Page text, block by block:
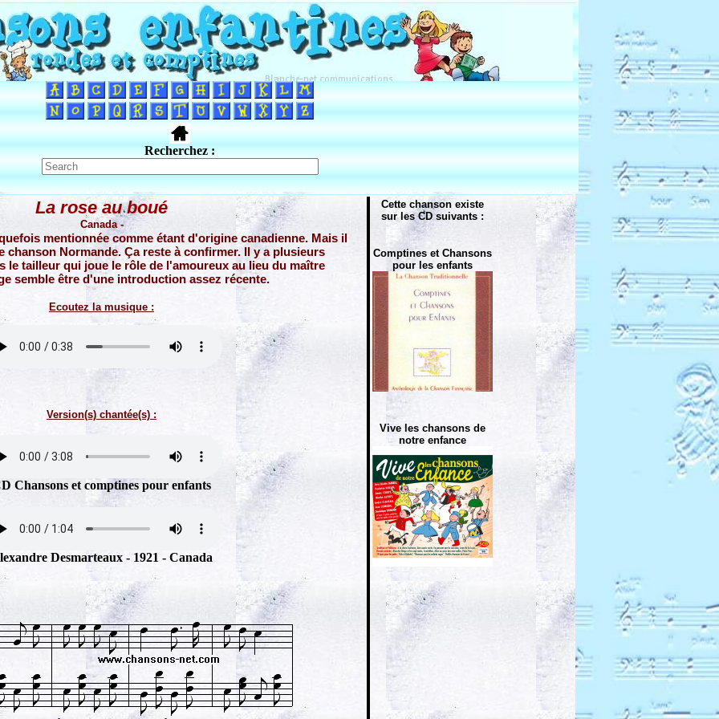
Recherchez :
La rose au boué
Canada -
mentionnée comme étant d'origine canadienne. Mais il
chanson Normande. Ça reste à confirmer. Il y a plusieurs
le tailleur qui joue le rôle de l'amoureux au lieu du maître
semble être d'une introduction assez récente.
Ecoutez la musique :
Version(s) chantée(s) :
Chansons et comptines pour enfants
Desmarteaux - 1921 - Canada
Cette chanson existe
sur les CD suivants :
Comptines et Chansons
pour les enfants
Vive les chansons de
notre enfance